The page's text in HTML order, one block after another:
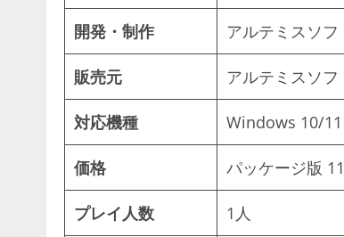
開発・制作 アルテミスソフ
販売元 アルテミスソフ
対応機種 Windows 10/11
価格 パッケージ版
プレイ人数 1人